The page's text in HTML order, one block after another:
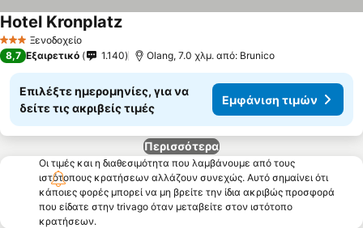
3 ΑστέριαΞενοδοχείο
Hotel KronplatzΕμφάνιση τιμών
8,7 Εξαιρετικό 1.140 Olang, 7.0 χλμ. από: Brunico
Επιλέξτε ημερομηνίες, για να
δείτε τις ακριβείς τιμές
Εμφάνιση τιμών
Περισσότερα
Οι τιμές και η διαθεσιμότητα που λαμβάνουμε από τους
ιστότοπους κρατήσεων αλλάζουν συνεχώς. Αυτό σημαίνει ότι
κάποιες φορές μπορεί να μη βρείτε την ίδια ακριβώς προσφορά
που είδατε στην trivago όταν μεταβείτε στον ιστότοπο
κρατήσεων.